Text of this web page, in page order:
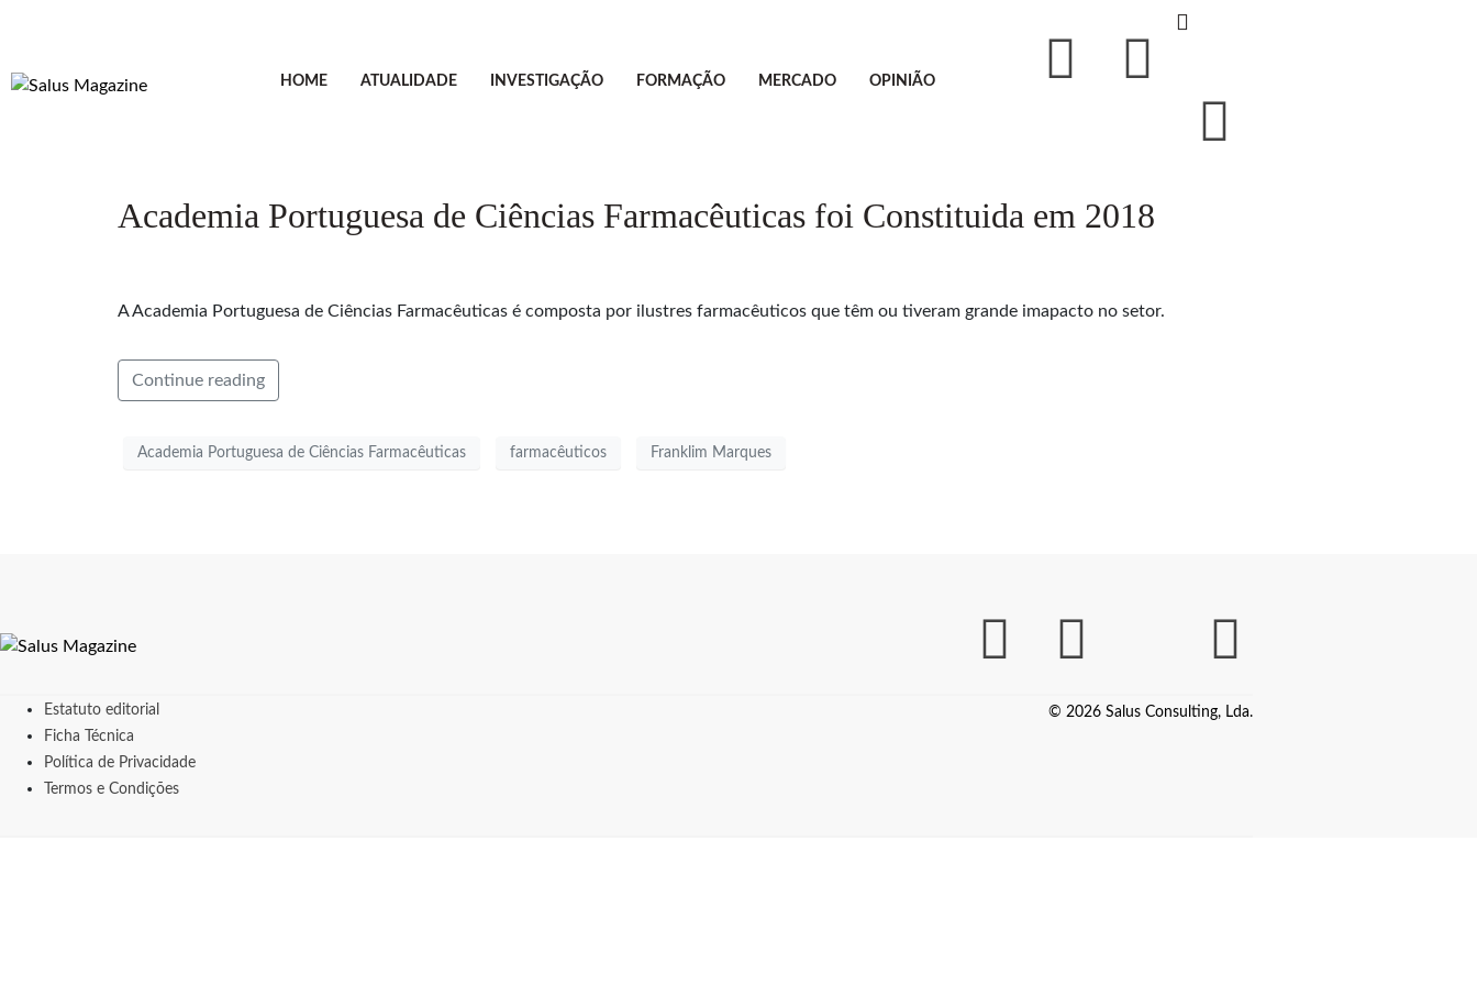
HOME ATUALIDADE INVESTIGAÇÃO FORMAÇÃO MERCADO OPINIÃO
Academia Portuguesa de Ciências Farmacêuticas foi Constituida em 2018
A Academia Portuguesa de Ciências Farmacêuticas é composta por ilustres farmacêuticos que têm ou tiveram grande imapacto no setor.
Continue reading
Academia Portuguesa de Ciências Farmacêuticas farmacêuticos Franklim Marques
Estatuto editorial
Ficha Técnica
Política de Privacidade
Termos e Condições
© 2026 Salus Consulting, Lda.